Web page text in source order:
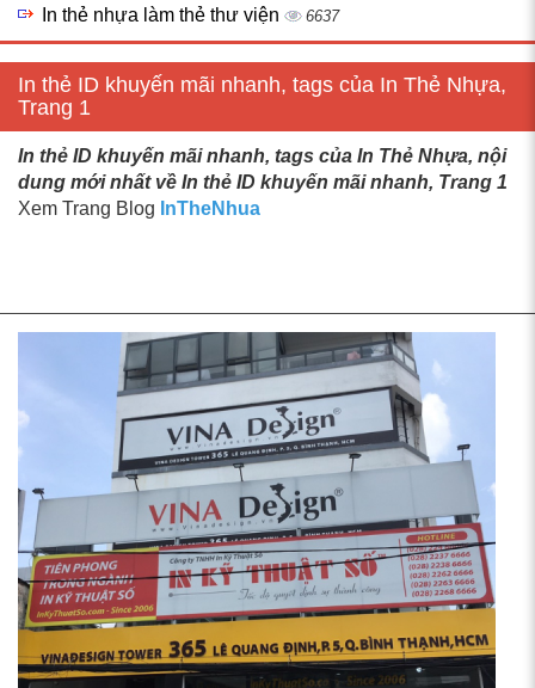
In thẻ nhựa làm thẻ thư viện 6637
In thẻ ID khuyến mãi nhanh, tags của In Thẻ Nhựa,
Trang 1
In thẻ ID khuyến mãi nhanh, tags của In Thẻ Nhựa, nội
dung mới nhất về In thẻ ID khuyến mãi nhanh, Trang 1
Xem Trang Blog InTheNhua